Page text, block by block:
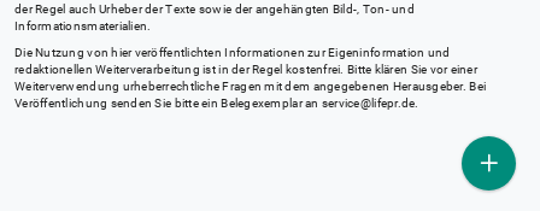
der Regel auch Urheber der Texte sowie der angehängten Bild-, Ton- und
Informationsmaterialien.
Die Nutzung von hier veröffentlichten Informationen zur Eigeninformation und
redaktionellen Weiterverarbeitung ist in der Regel kostenfrei. Bitte klären Sie vor einer
Weiterverwendung urheberrechtliche Fragen mit dem angegebenen Herausgeber. Bei
Veröffentlichung senden Sie bitte ein Belegexemplar an service@lifepr.de